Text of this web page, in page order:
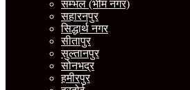
सम्भल (भीम नगर)
सहारनपुर
सिद्धार्थ नगर
सीतापुर
सुल्तानपुर
सोनभद्र
हमीरपुर